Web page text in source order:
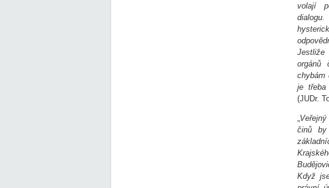
volají
Jestliže
orgánů
chybám
je třeba
(JUDr.
„
činů by
Když